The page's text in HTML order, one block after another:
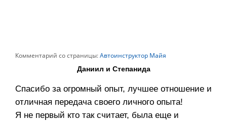
Комментарий со страницы:Автоинструктор Майя
Даниил и Степанида
Спасибо за огромный опыт, лучшее отношение и
отличная передача своего личного опыта!
Я не первый кто так считает, была еще и